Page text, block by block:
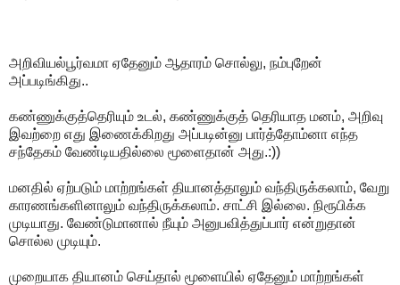
அறிவியல்பூர்வமா ஏதேனும் ஆதாரம் சொல்லு, நம்புறேன்
அப்படிங்கிது..
கண்ணுக்குத்தெரியும் உடல், கண்ணுக்குத் தெரியாத மனம், அறிவு
இவற்றை எது இணைக்கிறது அப்படின்னு பார்த்தோம்னா எந்த
சந்தேகம் வேண்டியதில்லை மூளைதான் அது.:))
மனதில் ஏற்படும் மாற்றங்கள் தியானத்தாலும் வந்திருக்கலாம், வேறு
காரணங்களினாலும் வந்திருக்கலாம். சாட்சி இல்லை. நிரூபிக்க
முடியாது. வேண்டுமானால் நீயும் அனுபவித்துப்பார் என்றுதான்
சொல்ல முடியும்.
முறையாக தியானம் செய்தால் மூளையில் ஏதேனும் மாற்றங்கள்